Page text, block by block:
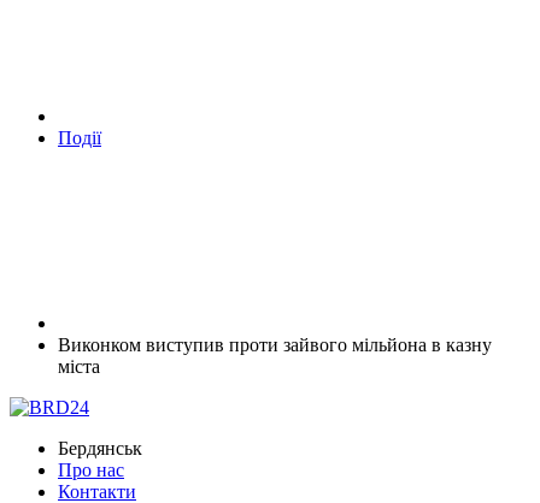
Події
Виконком виступив проти зайвого мільйона в казну
міста
Бердянськ
Про нас
Контакти